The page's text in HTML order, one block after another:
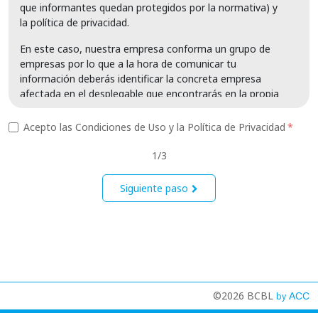
que informantes quedan protegidos por la normativa) y
la política de privacidad.
En este caso, nuestra empresa conforma un grupo de
empresas por lo que a la hora de comunicar tu
información deberás identificar la concreta empresa
afectada en el desplegable que encontrarás en la propia
aplicables a todo el grupo.
1.- Qué informaciones puedes aportar por este
Determinadas infracciones normativas o
informaciones en el marco de la lucha contra con
Servicios, productos y mercados financieros
(productos bancarios, de crédito, de inversión, de
Acepto las Condiciones de Uso y la Política de Privacidad
1/3
Siguiente paso
©2026 BCBL by ACC